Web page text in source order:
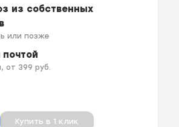
из собственных
или позже
от 399 руб.
Купить в 1 клик